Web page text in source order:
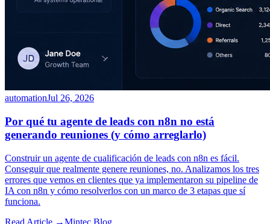
automationJul 26, 2026
Por qué tu agente de leads con n8n no está
generando reuniones (y cómo arreglarlo)
Construir un agente de cualificación de leads con n8n es fácil.
Conseguir que realmente genere reuniones, no. Analizamos los tres
errores que vemos en clientes que ya implementaron su pipeline de
IA con n8n y cómo resolverlos con un marco de 3 etapas que sí
funciona.
Read Article →Mintec.Blog